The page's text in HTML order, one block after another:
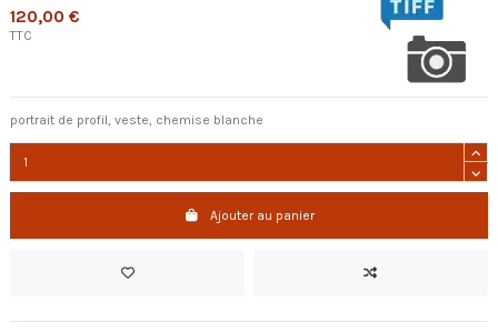
120,00 €
TTC
portrait de profil, veste, chemise blanche
Ajouter au panier